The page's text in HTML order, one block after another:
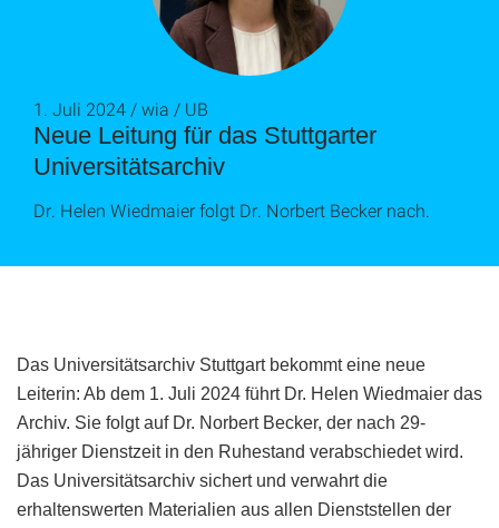
Neue Leitung für das Stuttgarter
Universitätsarchiv
1. Juli 2024 / wia / UB
Dr. Helen Wiedmaier folgt Dr. Norbert Becker nach.
Das Universitätsarchiv Stuttgart bekommt eine neue
Leiterin: Ab dem 1. Juli 2024 führt Dr. Helen Wiedmaier das
Archiv. Sie folgt auf Dr. Norbert Becker, der nach 29-
jähriger Dienstzeit in den Ruhestand verabschiedet wird.
Das Universitätsarchiv sichert und verwahrt die
erhaltenswerten Materialien aus allen Dienststellen der